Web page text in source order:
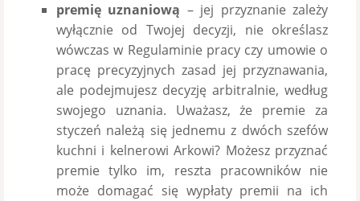
premię uznaniową – jej przyznanie zależy
wyłącznie od Twojej decyzji, nie określasz
wówczas w Regulaminie pracy czy umowie o
pracę precyzyjnych zasad jej przyznawania,
ale podejmujesz decyzję arbitralnie, według
swojego uznania. Uważasz, że premie za
styczeń należą się jednemu z dwóch szefów
kuchni i kelnerowi Arkowi? Możesz przyznać
premie tylko im, reszta pracowników nie
może domagać się wypłaty premii na ich